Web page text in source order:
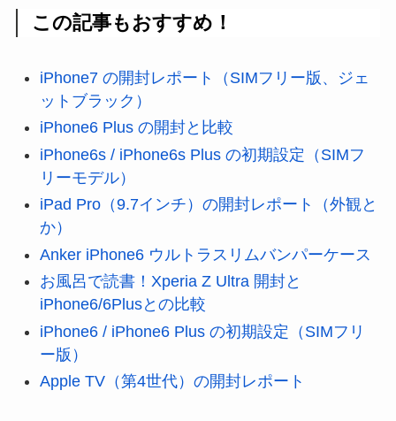
この記事もおすすめ！
iPhone7 の開封レポート（SIMフリー版、ジェ
ットブラック）
iPhone6 Plus の開封と比較
iPhone6s / iPhone6s Plus の初期設定（SIMフ
リーモデル）
iPad Pro（9.7インチ）の開封レポート（外観と
か）
Anker iPhone6 ウルトラスリムバンパーケース
お風呂で読書！Xperia Z Ultra 開封と
iPhone6/6Plusとの比較
iPhone6 / iPhone6 Plus の初期設定（SIMフリ
ー版）
Apple TV（第4世代）の開封レポート